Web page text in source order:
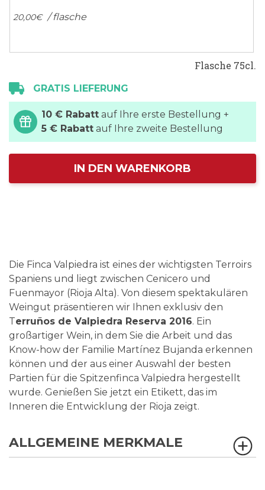
20,00€ / flasche
Flasche 75cl.
GRATIS LIEFERUNG
10 € Rabatt auf Ihre erste Bestellung +
5 € Rabatt auf Ihre zweite Bestellung
IN DEN WARENKORB
Die Finca Valpiedra ist eines der wichtigsten Terroirs
Spaniens und liegt zwischen Cenicero und
Fuenmayor (Rioja Alta). Von diesem spektakulären
Weingut präsentieren wir Ihnen exklusiv den
Terruños de Valpiedra Reserva 2016. Ein
großartiger Wein, in dem Sie die Arbeit und das
Know-how der Familie Martínez Bujanda erkennen
können und der aus einer Auswahl der besten
Partien für die Spitzenfinca Valpiedra hergestellt
wurde. Genießen Sie jetzt ein Etikett, das im
Inneren die Entwicklung der Rioja zeigt.
ALLGEMEINE MERKMALE